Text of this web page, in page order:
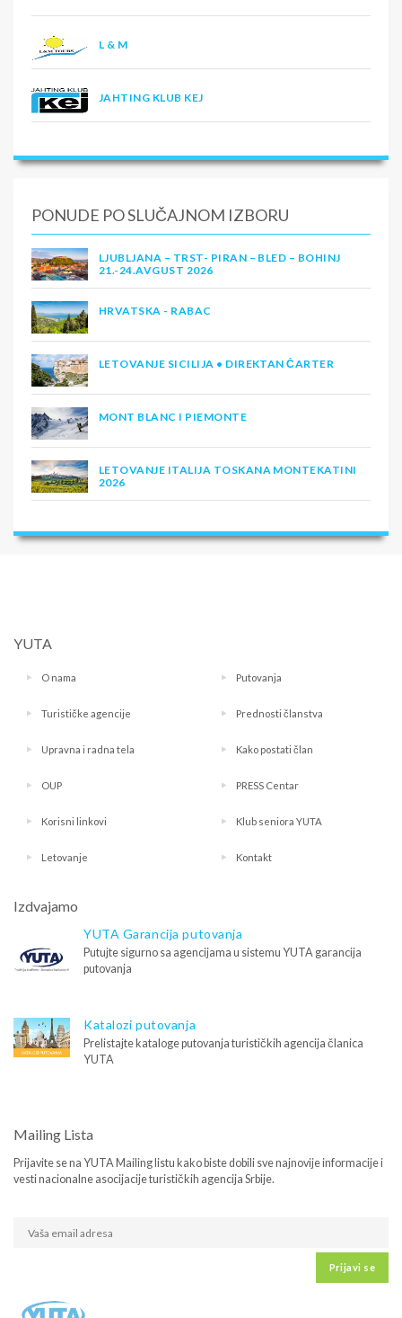
L & M
JAHTING KLUB KEJ
PONUDE PO SLUČAJNOM IZBORU
LJUBLJANA – TRST- PIRAN – BLED – BOHINJ
21.-24.AVGUST 2026
HRVATSKA - RABAC
LETOVANJE SICILIJA • DIREKTAN ČARTER
MONT BLANC I PIEMONTE
LETOVANJE ITALIJA TOSKANA MONTEKATINI
2026
YUTA
O nama Putovanja
Turističke agencije Prednosti članstva
Upravna i radna tela Kako postati član
OUP PRESS Centar
Korisni linkovi Klub seniora YUTA
Letovanje Kontakt
Izdvajamo
YUTA Garancija putovanja
Putujte sigurno sa agencijama u sistemu YUTA garancija
putovanja
Katalozi putovanja
Prelistajte kataloge putovanja turističkih agencija članica
YUTA
Mailing Lista
Prijavite se na YUTA Mailing listu kako biste dobili sve najnovije informacije i
vesti nacionalne asocijacije turističkih agencija Srbije.
Prijavi se